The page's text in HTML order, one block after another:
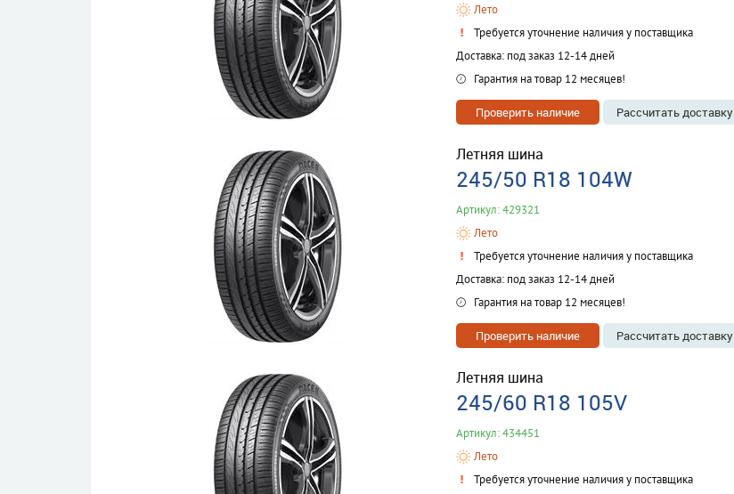
Лето
Требуется уточнение наличия у поставщика
Доставка: под заказ 12-14 дней
Гарантия на товар 12 месяцев!
Проверить наличие Рассчитать доставку
Летняя шина
245/50 R18 104W
Артикул: 429321
Лето
Требуется уточнение наличия у поставщика
Доставка: под заказ 12-14 дней
Гарантия на товар 12 месяцев!
Проверить наличие Рассчитать доставку
Летняя шина
245/60 R18 105V
Артикул: 434451
Лето
Требуется уточнение наличия у поставщика